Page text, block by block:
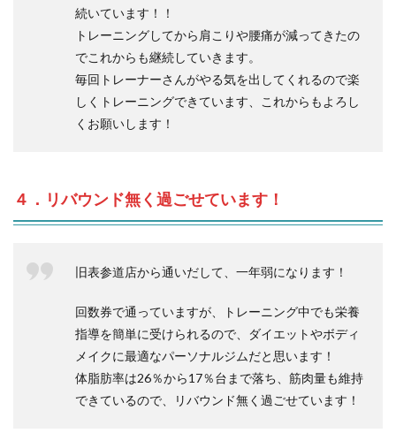
続いています！！
トレーニングしてから肩こりや腰痛が減ってきたの
でこれからも継続していきます。
毎回トレーナーさんがやる気を出してくれるので楽
しくトレーニングできています、これからもよろし
くお願いします！
４．リバウンド無く過ごせています！
旧表参道店から通いだして、一年弱になります！
回数券で通っていますが、トレーニング中でも栄養
指導を簡単に受けられるので、ダイエットやボディ
メイクに最適なパーソナルジムだと思います！
体脂肪率は26％から17％台まで落ち、筋肉量も維持
できているので、リバウンド無く過ごせています！